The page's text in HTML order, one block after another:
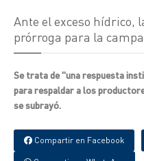
Ante el exceso hídrico,
prórroga para la
Se trata de "una respuesta
para respaldar a los
se subrayó.
Compartir en Facebook